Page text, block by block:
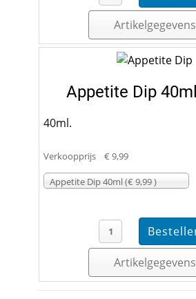
Artikelgegevens
Appetite Dip 40ml
40ml.
Verkoopprijs € 9,99
Appetite Dip 40ml (€ 9,99 )
Artikelgegevens